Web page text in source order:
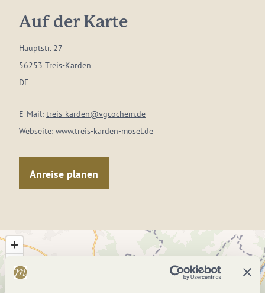
Auf der Karte
Hauptstr. 27
56253 Treis-Karden
DE
E-Mail: treis-karden@vgcochem.de
Webseite: www.treis-karden-mosel.de
Anreise planen